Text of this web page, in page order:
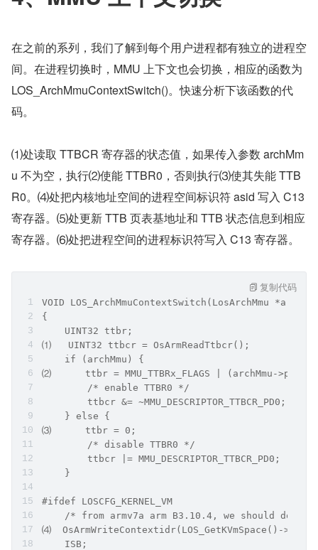
在之前的系列，我们了解到每个用户进程都有独立的进程空
间。在进程切换时，MMU 上下文也会切换，相应的函数为
LOS_ArchMmuContextSwitch()。快速分析下该函数的代
码。
⑴处读取 TTBCR 寄存器的状态值，如果传入参数 archMm
u 不为空，执行⑵使能 TTBR0，否则执行⑶使其失能 TTB
R0。⑷处把内核地址空间的进程空间标识符 asid 写入 C13
寄存器。⑸处更新 TTB 页表基地址和 TTB 状态信息到相应
寄存器。⑹处把进程空间的进程标识符写入 C13 寄存器。
VOID LOS_ArchMmuContextSwitch(LosArchMmu
{
    UINT32 ttbr;
⑴   UINT32 ttbcr = OsArmReadTtbcr();
    if (archMmu) {
⑵      ttbr = MMU_TTBRx_FLAGS | (archMmu-
        /* enable TTBR0 */
        ttbcr &= ~MMU_DESCRIPTOR_TTBCR_PD0;
    } else {
⑶      ttbr = 0;
        /* disable TTBR0 */
        ttbcr |= MMU_DESCRIPTOR_TTBCR_PD0;
    }
#ifdef LOSCFG_KERNEL_VM
/* from armv7a arm B3.10.4, we should do
⑷  OsArmWriteContextidr(LOS_GetKVmSpace()-
    ISB;
复制代码